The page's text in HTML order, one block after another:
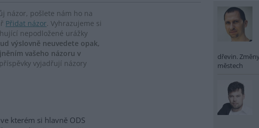
názor, pošlete nám ho na
Přidat názor. Vyhrazujeme si
nepodložené urážky
výslovně neuvedete opak,
vašeho názoru v
vyjadřují názory
kterém si hlavně ODS
dřevin.
městech